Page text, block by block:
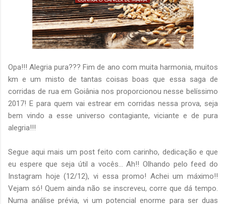
Opa!!! Alegria pura??? Fim de ano com muita harmonia, muitos
km e um misto de tantas coisas boas que essa saga de
corridas de rua em Goiânia nos proporcionou nesse belíssimo
2017! E para quem vai estrear em corridas nessa prova, seja
bem vindo a esse universo contagiante, viciante e de pura
alegria!!!
Segue aqui mais um post feito com carinho, dedicação e que
eu espere que seja útil a vocês... Ah!! Olhando pelo feed do
Instagram hoje (12/12), vi essa promo! Achei um máximo!!
Vejam só! Quem ainda não se inscreveu, corre que dá tempo.
Numa análise prévia, vi um potencial enorme para ser duas